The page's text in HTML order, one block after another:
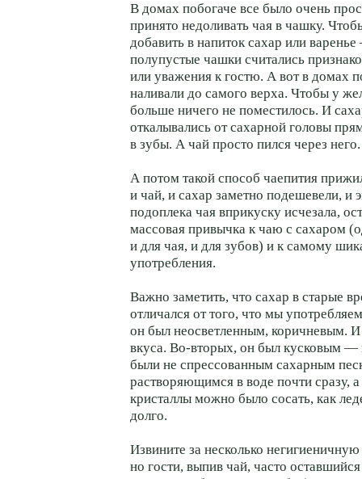
В домах побогаче все было очень
принято недоливать чая в чашку.
добавить в напиток сахар или
полупустые чашки считались
или уважения к гостю. А вот в домах
наливали до самого верха. Чтобы у
больше ничего не поместилось. И
откалывались от сахарной головы
в зубы. А чай просто пился через него.
А потом такой способ чаепития
и чай, и сахар заметно подешевели, и
подоплека чая вприкуску исчезала,
массовая привычка к чаю с сахаром
и для чая, и для зубов) и к самому
употребления.
Важно заметить, что сахар в старые
отличался от того, что мы
он был неосветленным, коричневым.
вкуса. Во-вторых, он был кусковым —
были не спрессованным сахарным
растворяющимся в воде почти сразу,
кристаллы можно было сосать, как
долго.
Извините за несколько
но гости, выпив чай, часто